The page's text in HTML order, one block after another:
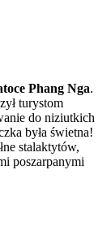
Phang Nga.
turystom
do niziutkich
była świetna!
stalaktytów,
poszarpanymi